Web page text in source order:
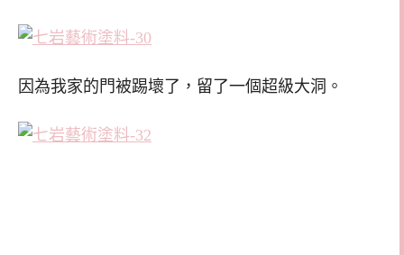
因為我家的門被踢壞了，留了一個超級大洞。